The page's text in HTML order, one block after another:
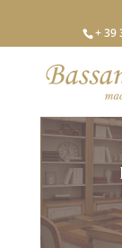
+ 39